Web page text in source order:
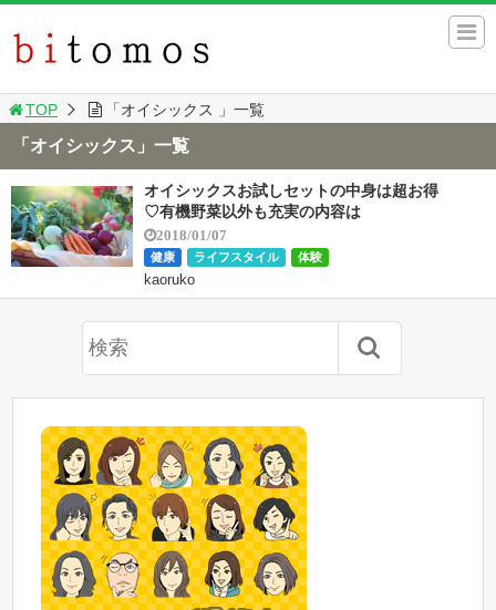
TOP 「オイシックス 」一覧
「オイシックス」一覧
オイシックスお試しセットの中身は超お得
♡有機野菜以外も充実の内容は
2018/01/07
健康 ライフスタイル 体験
kaoruko